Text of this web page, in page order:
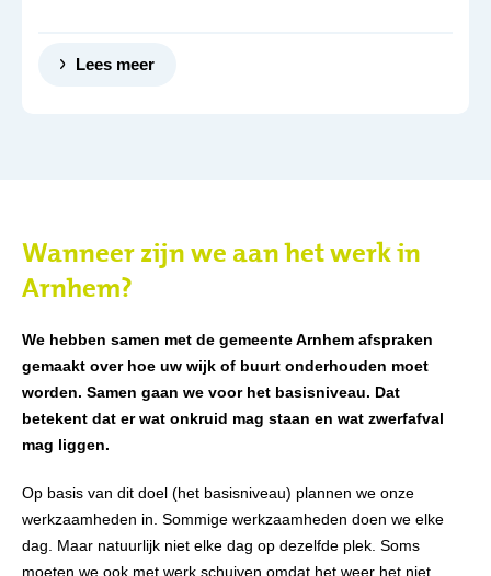
Lees meer
Wanneer zijn we aan het werk in
Arnhem?
We hebben samen met de gemeente Arnhem afspraken
gemaakt over hoe uw wijk of buurt onderhouden moet
worden. Samen gaan we voor het basisniveau. Dat
betekent dat er wat onkruid mag staan en wat zwerfafval
mag liggen.
Op basis van dit doel (het basisniveau) plannen we onze
werkzaamheden in. Sommige werkzaamheden doen we elke
dag. Maar natuurlijk niet elke dag op dezelfde plek. Soms
moeten we ook met werk schuiven omdat het weer het niet